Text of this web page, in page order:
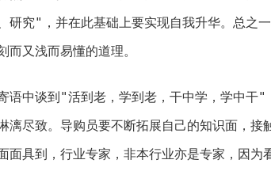
研究"，并在此基础上要实现自我升华。总之
而又浅而易懂的道理。
语中谈到"活到老，学到老，干中学，学中干"
漓尽致。导购员要不断拓展自己的知识面，接
面具到，行业专家，非本行业亦是专家，因为